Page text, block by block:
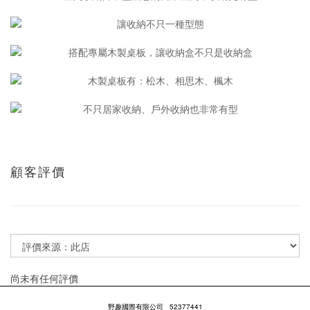
顧客評價
尚未有任何評價
野趣國際有限公司 52377441